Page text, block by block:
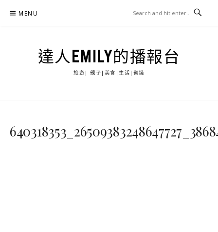
MENU
達人EMILY的播報台
旅遊| 親子|美食|生活|省錢